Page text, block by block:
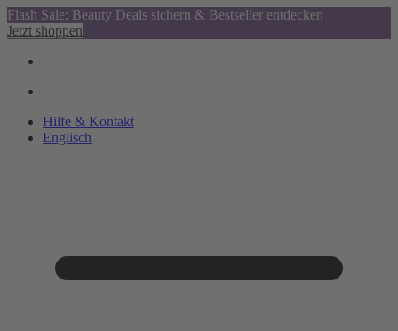
Flash Sale: Beauty Deals sichern & Bestseller entdecken
Jetzt shoppen
Hilfe & Kontakt
Englisch